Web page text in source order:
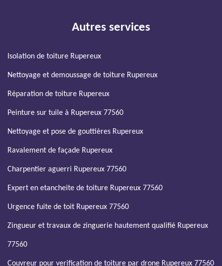
Autres services
Isolation de toiture Rupereux
Nettoyage et demoussage de toiture Rupereux
Réparation de toiture Rupereux
Peinture sur tuile à Rupereux 77560
Nettoyage et pose de gouttières Rupereux
Ravalement de façade Rupereux
Charpentier aguerri Rupereux 77560
Expert en etancheite de toiture Rupereux 77560
Urgence fuite de toit Rupereux 77560
Zingueur et travaux de zinguerie hautement qualifié Rupereux
77560
Couvreur pour verification de toiture par drone Rupereux 77560